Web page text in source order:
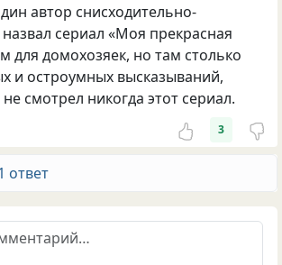
автор снисходительно-
сериал «Моя прекрасная
для домохозяек, но там столько
и остроумных высказываний,
смотрел никогда этот сериал.
3
ответ